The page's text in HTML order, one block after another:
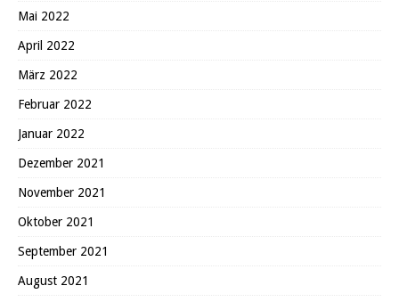
Mai 2022
April 2022
März 2022
Februar 2022
Januar 2022
Dezember 2021
November 2021
Oktober 2021
September 2021
August 2021